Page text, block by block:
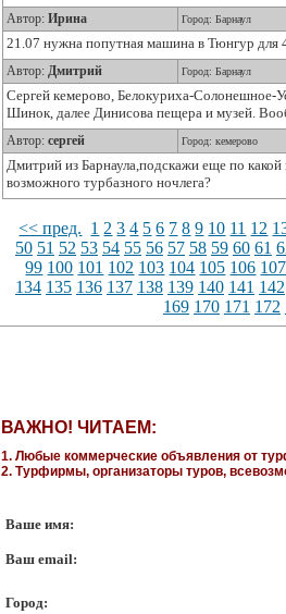
Автор: Ирина Город: Барнаул
21.07 нужна попутная машина в Тюнгур для
Автор: Дмитрий Город: Барнаул
Сергей кемерово, Белокуриха-Солонешное-
Шинок, далее Динисова пещера и музей.
Автор: сергей Город: кемерово
Дмитрий из Барнаула,подскажи еще по
возможного турбазного ночлега?
<< пред. 1 2 3 4 5 6 7 8 9 10 11 12
50 51 52 53 54 55 56 57 58 59 60 61
99 100 101 102 103 104 105 106 107
134 135 136 137 138 139 140 141 142
169 170 171 172
ВАЖНО! ЧИТАЕМ:
1. Любые коммерческие объявления от
2. Турфирмы, организаторы туров,
Ваше имя:
Ваш еmail:
Город: